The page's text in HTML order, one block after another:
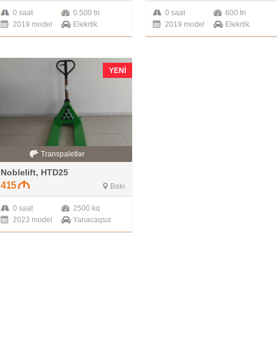
0 saat
0.500 tn
2019 model
Elekrtik
0 saat
600 tn
2019 model
Elekrtik
YENI
Transpaletlər
Noblelift, HTD25
415 Bakı
0 saat
2500 kq
2023 model
Yanacaqsız